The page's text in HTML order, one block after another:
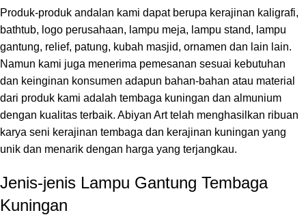
Produk-produk andalan kami dapat berupa kerajinan kaligrafi,
bathtub, logo perusahaan, lampu meja, lampu stand, lampu
gantung, relief, patung, kubah masjid, ornamen dan lain lain.
Namun kami juga menerima pemesanan sesuai kebutuhan
dan keinginan konsumen adapun bahan-bahan atau material
dari produk kami adalah tembaga kuningan dan almunium
dengan kualitas terbaik. Abiyan Art telah menghasilkan ribuan
karya seni kerajinan tembaga dan kerajinan kuningan yang
unik dan menarik dengan harga yang terjangkau.
Jenis-jenis Lampu Gantung Tembaga
Kuningan